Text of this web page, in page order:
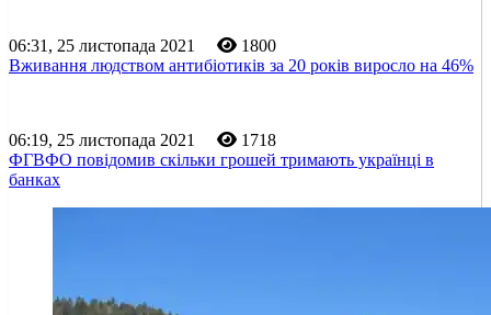
06:31, 25 листопада 2021
1800
Вживання людством антибіотиків за 20 років виросло на 46%
06:19, 25 листопада 2021
1718
ФГВФО повідомив скільки грошей тримають українці в
банках